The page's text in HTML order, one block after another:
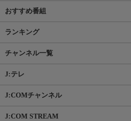
おすすめ番組
ランキング
チャンネル一覧
J:テレ
J:COMチャンネル
J:COM STREAM